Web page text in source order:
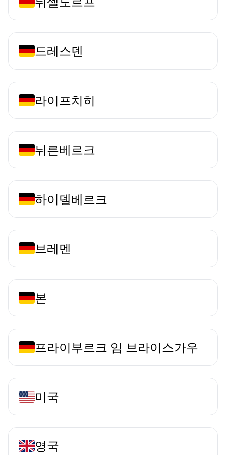
드레스덴
라이프치히
뉘른베르크
하이델베르크
브레멘
본
프라이부르크 임 브라이스가우
미국
영국